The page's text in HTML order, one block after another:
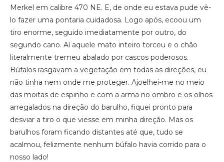
Merkel em calibre 470 NE. E, de onde eu estava pude vê-
lo fazer uma pontaria cuidadosa. Logo após, ecoou um
tiro enorme, seguido imediatamente por outro, do
segundo cano. Aí aquele mato inteiro torceu e o chão
literalmente tremeu abalado por cascos poderosos.
Búfalos rasgavam a vegetação em todas as direções, eu
não tinha nem onde me proteger. Ajoelhei-me no meio
das moitas de espinho e com a arma no ombro e os olhos
arregalados na direção do barulho, fiquei pronto para
desviar a tiro o que viesse em minha direção. Mas os
barulhos foram ficando distantes até que, tudo se
acalmou, felizmente nenhum búfalo havia corrido para o
nosso lado!